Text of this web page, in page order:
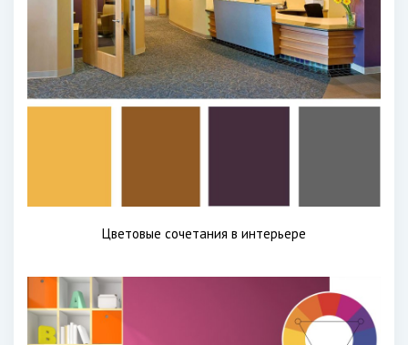
Цветовые сочетания в интерьере